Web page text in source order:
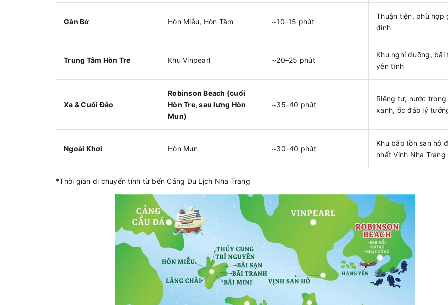
Gần Bờ Hòn Miễu, Hòn Tằm ~10–15 phút
Thuận tiện, phù hợp
đình
Trung Tâm Hòn Tre Khu Vinpearl ~20–25 phút
Khu nghỉ dưỡng, bãi
yên tĩnh
Xa & Cuối Đảo
Robinson Beach (cuối
Hòn Tre, sau lưng Hòn
Mun)
~35–40 phút
Riêng tư, nước trong
xanh, ốc đảo lý
Ngoài Khơi Hòn Mun ~30–40 phút
Khu bảo tồn san hô
nhất Vịnh Nha Trang
*Thời gian di chuyển tính từ bến Cảng Du Lịch Nha Trang